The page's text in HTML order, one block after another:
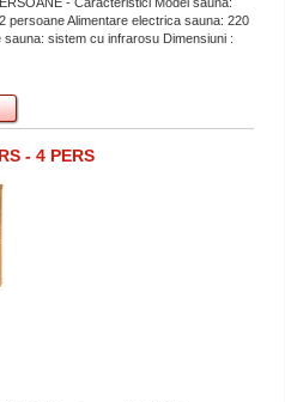
persoane Alimentare electrica sauna: 220
sistem cu infrarosu Dimensiuni :
- 4 PERS